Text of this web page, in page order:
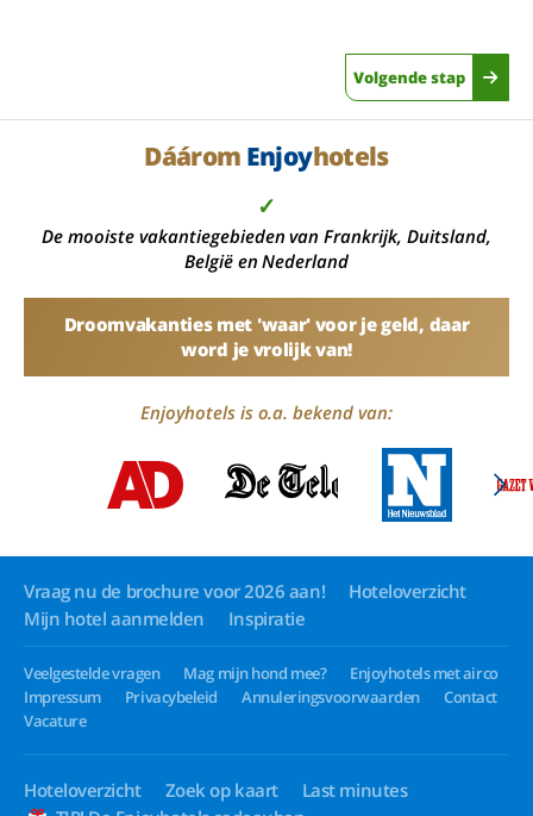
Volgende stap
Dáárom Enjoyhotels
✓
De mooiste vakantiegebieden van Frankrijk, Duitsland,
België en Nederland
Droomvakanties met 'waar' voor je geld, daar
word je vrolijk van!
Enjoyhotels is o.a. bekend van:
Vraag nu de brochure voor 2026 aan!
Hoteloverzicht
Mijn hotel aanmelden
Inspiratie
Veelgestelde vragen Mag mijn hond mee?
Enjoyhotels met airco
Impressum
Privacybeleid Annuleringsvoorwaarden
Contact
Vacature
Hoteloverzicht Zoek op kaart
Last minutes